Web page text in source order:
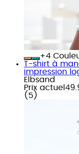
+
T-shirt à
impression
Elbsand
Prix actuel
( 5 )